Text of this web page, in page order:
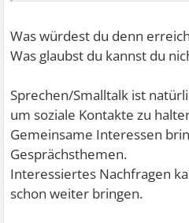
Was würdest du denn
Was glaubst du kannst du
Sprechen/Smalltalk ist
um soziale Kontakte zu
Gemeinsame Interessen
Gesprächsthemen.
Interessiertes Nachfragen
schon weiter bringen.